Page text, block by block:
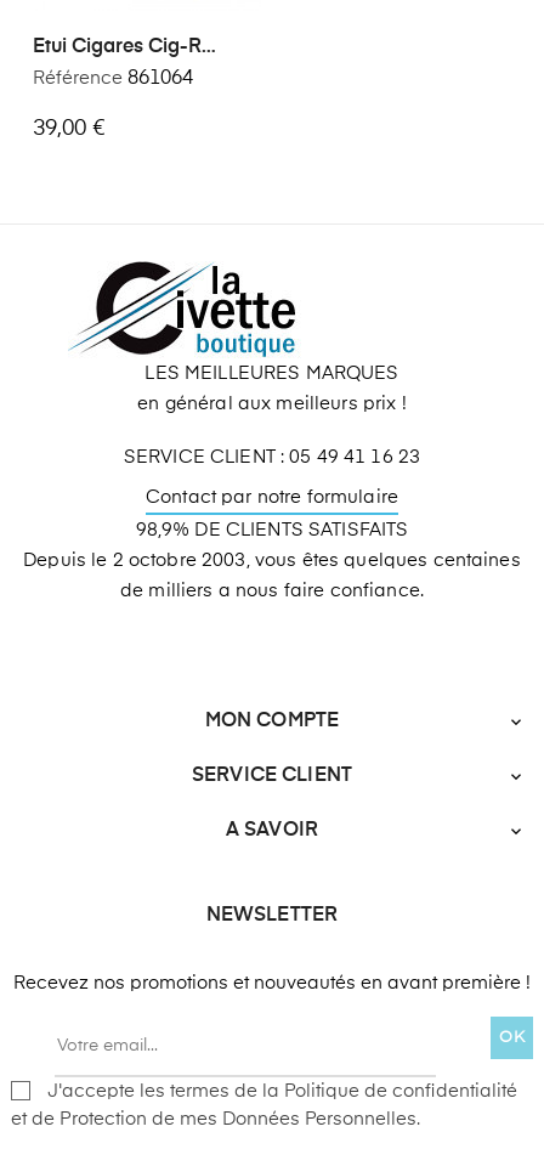
Etui Cigares Cig-R
Robusto Brun Rétro
Référence 861064
39,00 €
LES MEILLEURES MARQUES
en général aux meilleurs prix !
SERVICE CLIENT : 05 49 41 16 23
Contact par notre formulaire
98,9% DE CLIENTS SATISFAITS
Depuis le 2 octobre 2003, vous êtes quelques centaines
de milliers a nous faire confiance.
MON COMPTE 
SERVICE CLIENT 
A SAVOIR 
NEWSLETTER
Recevez nos promotions et nouveautés en avant première !
OK
J'accepte les termes de la Politique de confidentialité
et de Protection de mes Données Personnelles.